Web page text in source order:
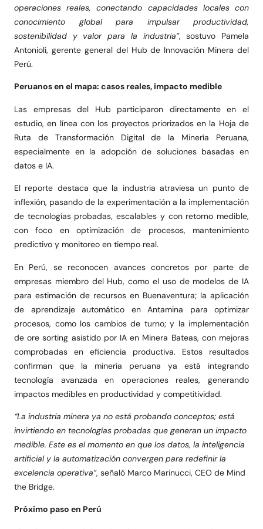
operaciones reales, conectando capacidades locales con
conocimiento global para impulsar productividad,
sostenibilidad y valor para la industria”, sostuvo Pamela
Antonioli, gerente general del Hub de Innovación Minera del
Perú.
Peruanos en el mapa: casos reales, impacto medible
Las empresas del Hub participaron directamente en el
estudio, en línea con los proyectos priorizados en la Hoja de
Ruta de Transformación Digital de la Minería Peruana,
especialmente en la adopción de soluciones basadas en
datos e IA.
El reporte destaca que la industria atraviesa un punto de
inflexión, pasando de la experimentación a la implementación
de tecnologías probadas, escalables y con retorno medible,
con foco en optimización de procesos, mantenimiento
predictivo y monitoreo en tiempo real.
En Perú, se reconocen avances concretos por parte de
empresas miembro del Hub, como el uso de modelos de IA
para estimación de recursos en Buenaventura; la aplicación
de aprendizaje automático en Antamina para optimizar
procesos, como los cambios de turno; y la implementación
de ore sorting asistido por IA en Minera Bateas, con mejoras
comprobadas en eficiencia productiva. Estos resultados
confirman que la minería peruana ya está integrando
tecnología avanzada en operaciones reales, generando
impactos medibles en productividad y competitividad.
“La industria minera ya no está probando conceptos; está
invirtiendo en tecnologías probadas que generan un impacto
medible. Este es el momento en que los datos, la inteligencia
artificial y la automatización convergen para redefinir la
excelencia operativa”, señaló Marco Marinucci, CEO de Mind
the Bridge.
Próximo paso en Perú